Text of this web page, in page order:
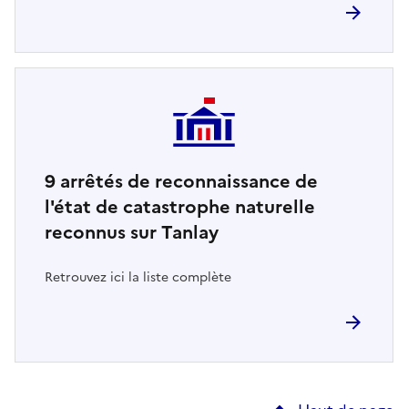
9 arrêtés de reconnaissance de
l'état de catastrophe naturelle
reconnus sur Tanlay
Retrouvez ici la liste complète